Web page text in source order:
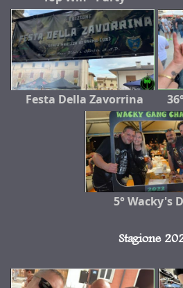
Festa Della Zavorrina
5° Wacky's
Stagione